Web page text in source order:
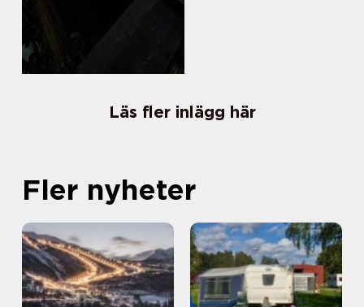
Läs fler inlägg här
Fler nyheter